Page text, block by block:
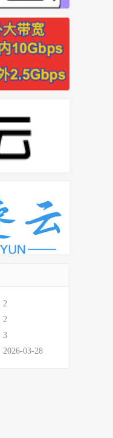
2
2
3
2026-03-28